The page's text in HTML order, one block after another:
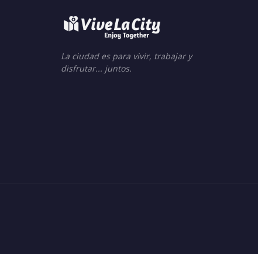
La ciudad es para vivir, trabajar y
disfrutar... juntos.